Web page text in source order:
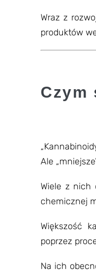
Wraz z
produktów
Czym
Ale
Wiele z nich
chemicznej
Większość
poprzez
Na ich